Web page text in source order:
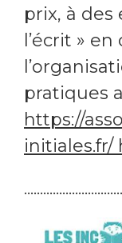
prix, à des
l’écrit »
pratiques
https://
initiales.fr/